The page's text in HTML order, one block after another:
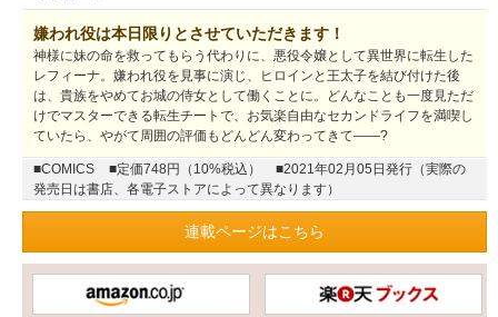
嫌われ役は本日限りとさせていただきます！
神様に妹の命を救ってもらう代わりに、悪役令嬢として異世界に転生した
レフィーナ。嫌われ役を見事に演じ、ヒロインと王太子を結び付けた後
は、貴族をやめてお城の侍女として働くことに。どんなことも一度見ただ
けでマスターできる転生チートで、お気楽自由なセカンドライフを満喫し
ていたら、やがて周囲の評価もどんどん変わってきて――?
■COMICS ■定価748円（10%税込）
■2021年02月05日発行（実際の
発売日は書店、各電子ストアによって異なります）
連載ページはこちら